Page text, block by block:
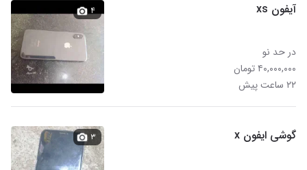
آیفون xs
در حد نو
۴۰,۰۰۰,۰۰۰ تومان
۲۲ ساعت پیش
۴
گوشی ایفون x ۳